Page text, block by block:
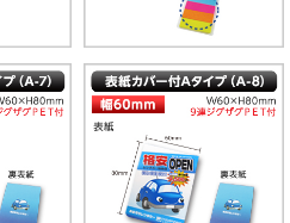
プ
28.6
30,000
ニューカラータイプ
13.33
30,000
ブックタイプ 型抜きタイプ
30,000
型抜きタイプ
30,000